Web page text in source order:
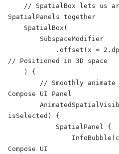
SpatialPanels together
// Positioned in 3D space
Compose UI Panel
isSelected) {
Compose UI